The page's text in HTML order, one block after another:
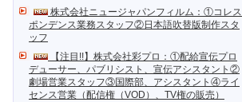
株式会社ニュージャパンフィルム：①コレス
ポンデンス業務スタッフ②日本語吹替版制作スタ
ッフ
【注目!!】株式会社彩プロ：①配給宣伝プロ
デューサー、パブリシスト、宣伝アシスタント②
劇場営業スタッフ③国際部、アシスタント④ライ
センス営業（配信権（VOD）、TV権の販売）